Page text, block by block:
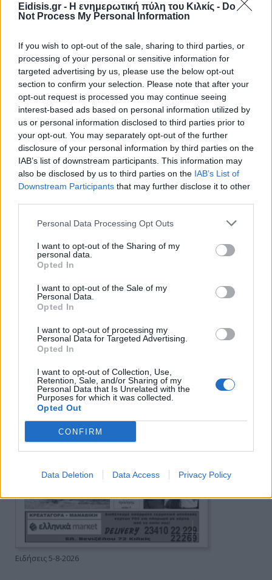
Eidisis.gr - Η ενημερωτική πύλη του Κιλκίς - Do
Not Process My Personal Information
If you wish to opt-out of the sale, sharing to third parties, or
processing of your personal or sensitive information for
targeted advertising by us, please use the below opt-out
section to confirm your selection. Please note that after your
opt-out request is processed you may continue seeing
interest-based ads based on personal information utilized by
us or personal information disclosed to third parties prior to
your opt-out. You may separately opt-out of the further
disclosure of your personal information by third parties on the
IAB’s list of downstream participants. This information may
also be disclosed by us to third parties on the IAB’s List of
Downstream Participants that may further disclose it to other
Personal Data Processing Opt Outs
I want to opt-out of the Sharing of my
personal data.
Opted In
I want to opt-out of the Sale of my
Personal Data.
Opted In
I want to opt-out of processing my
Personal Data for Targeted Advertising.
Opted In
I want to opt-out of Collection, Use,
Retention, Sale, and/or Sharing of my
Personal Data that Is Unrelated with the
Purposes for which it was collected.
Opted Out
CONFIRM
Data Deletion Data Access Privacy Policy
Πρωινή 5-8-2026
Ειδήσεις
Ειδήσεις 5-8-2026